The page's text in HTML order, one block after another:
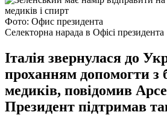
Фото: Офис президента
Селекторна нарада в Офісі президента
Італія звернулася до
проханням допомогти з
медиків, повідомив
Президент підтримав